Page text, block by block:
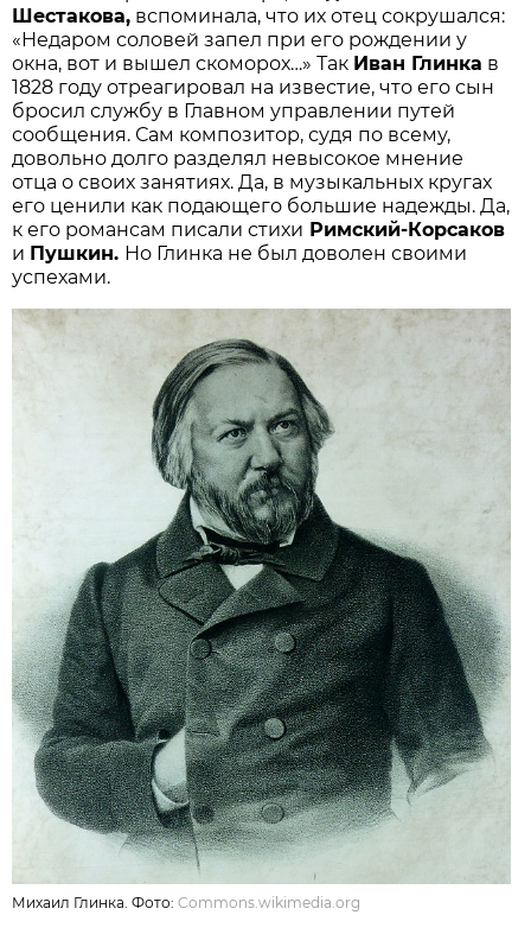
Шестакова, вспоминала, что их отец сокрушался:
«Недаром соловей запел при его рождении у
окна, вот и вышел скоморох…» Так Иван Глинка в
1828 году отреагировал на известие, что его сын
бросил службу в Главном управлении путей
сообщения. Сам композитор, судя по всему,
довольно долго разделял невысокое мнение
отца о своих занятиях. Да, в музыкальных кругах
его ценили как подающего большие надежды. Да,
к его романсам писали стихи Римский-Корсаков
и Пушкин. Но Глинка не был доволен своими
успехами.
Михаил Глинка. Фото:Commons.wikimedia.org